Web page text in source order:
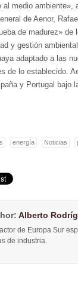
al medio ambiente»,
de Aenor,
de madurez» de
y gestión
adaptado a las
de lo establecido.
y Portugal bajo
energía Noticias
Alberto
de Europa Sur
de industria.